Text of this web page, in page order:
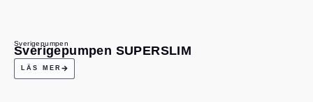
Sverigepumpen
Sverigepumpen SUPERSLIM
LÄS MER